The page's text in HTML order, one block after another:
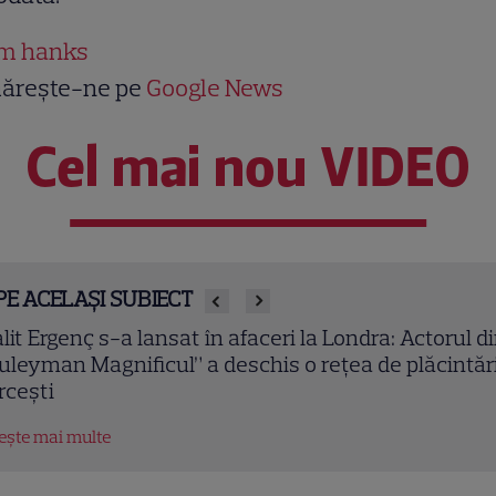
hanks
ne pe Google News
Cel mai nou VIDEO
ACELAȘI SUBIECT
Ergenç s-a lansat în afaceri la Londra: Actorul
Magnificul” a deschis o rețea de
mai multe